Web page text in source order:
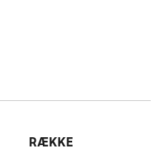
RÆKKE